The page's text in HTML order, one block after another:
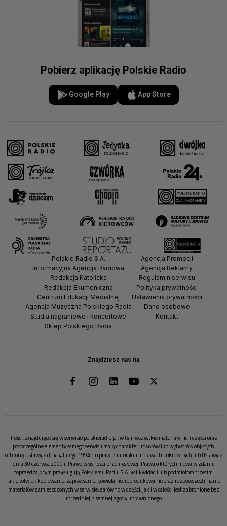
Pobierz aplikację Polskie Radio
Google Play App Store
Znajdziesz nas na
Polskie Radio S.A.
Informacyjna Agencja Radiowa
Redakcja Katolicka
Redakcja Ekumeniczna
Centrum Edukacji Medialnej
Agencja Muzyczna Polskiego Radia
Studia nagraniowe i koncertowe
Sklep Polskiego Radia
Agencja Promocji
Agencja Reklamy
Regulamin serwisu
Polityka prywatności
Ustawienia prywatności
Dane osobowe
Kontakt
Treści, znajdujące się w serwisie polskieradio.pl, w tym wszystkie materiały i ich części oraz
poszczególne elementy samego serwisu mają charakter utworów lub wytworów objętych
ochroną Ustawy z dnia 4 lutego 1994 r. o prawie autorskim i prawach pokrewnych lub Ustawy z
dnia 30 czerwca 2000 r. Prawo własności przemysłowej. Prawa o których mowa w zdaniu
poprzedzającym przysługują Polskiemu Radiu S.A. w likwidacji lub podmiotom trzecim.
Jakiekolwiek kopiowanie, zapisywanie, powielanie, reprodukowanie oraz rozpowszechnianie
materiałów zamieszczonych w serwisie, zarówno w części, jak i w całości jest zabronione bez
uprzedniej pisemnej zgody uprawnionego.